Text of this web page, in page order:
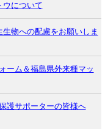
ウについて
物への配慮をお願いしま
ーム＆福島県外来種マッ
護サポーターの皆様へ